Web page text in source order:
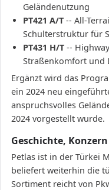
Geländenutzung
PT421 A/T -- All-
Schulterstruktur für
PT431 H/T --
Straßenkomfort und
Ergänzt wird das
ein 2024 neu
anspruchsvolles
2024 vorgestellt wurde.
Geschichte,
Petlas ist in der Türkei
beliefert weiterhin die
Sortiment reicht von